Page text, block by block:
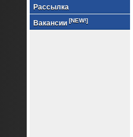
Рассылка
Вакансии [NEW!]